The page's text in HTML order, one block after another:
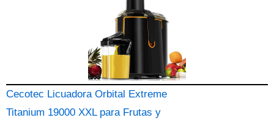
Cecotec Licuadora Orbital Extreme
Titanium 19000 XXL para Frutas y